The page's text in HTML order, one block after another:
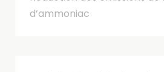
d’ammoniac